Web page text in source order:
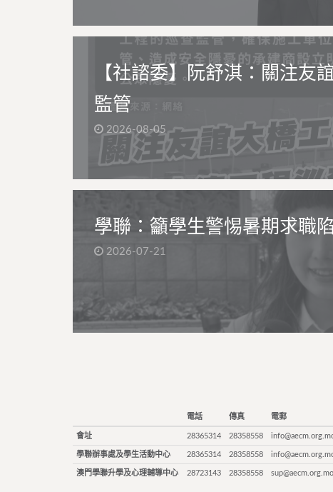
【社諮委】阮舒淇：關注友
監管
2026-08-05
學聯：籲學生警惕暑期求職
2026-07-21
電話 傳真 電郵
會址 28365314 28358558
學聯辦事處及學生活動中心 28365314 28358558
澳門學聯升學及心理輔導中心 28723143 28358558 sup@aecm.org.mo